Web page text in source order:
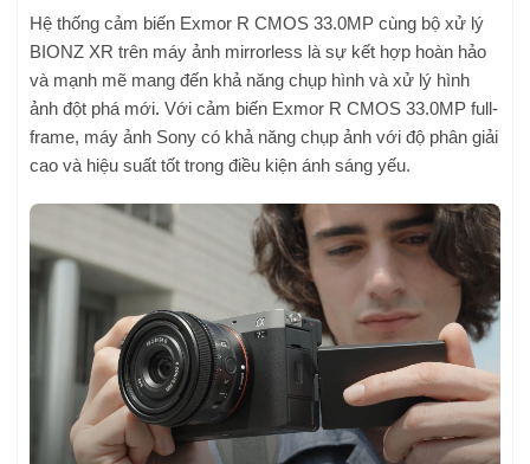
Hệ thống cảm biến Exmor R CMOS 33.0MP cùng bộ xử lý
BIONZ XR trên máy ảnh mirrorless là sự kết hợp hoàn hảo
và mạnh mẽ mang đến khả năng chụp hình và xử lý hình
ảnh đột phá mới. Với cảm biến Exmor R CMOS 33.0MP full-
frame, máy ảnh Sony có khả năng chụp ảnh với độ phân giải
cao và hiệu suất tốt trong điều kiện ánh sáng yếu.